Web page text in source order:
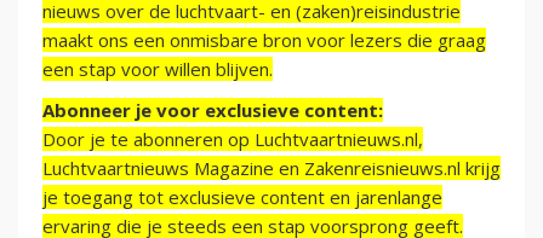
nieuws over de luchtvaart- en (zaken)reisindustrie
maakt ons een onmisbare bron voor lezers die graag
een stap voor willen blijven.
Abonneer je voor exclusieve content:
Door je te abonneren op Luchtvaartnieuws.nl,
Luchtvaartnieuws Magazine en Zakenreisnieuws.nl krijg
je toegang tot exclusieve content en jarenlange
ervaring die je steeds een stap voorsprong geeft.